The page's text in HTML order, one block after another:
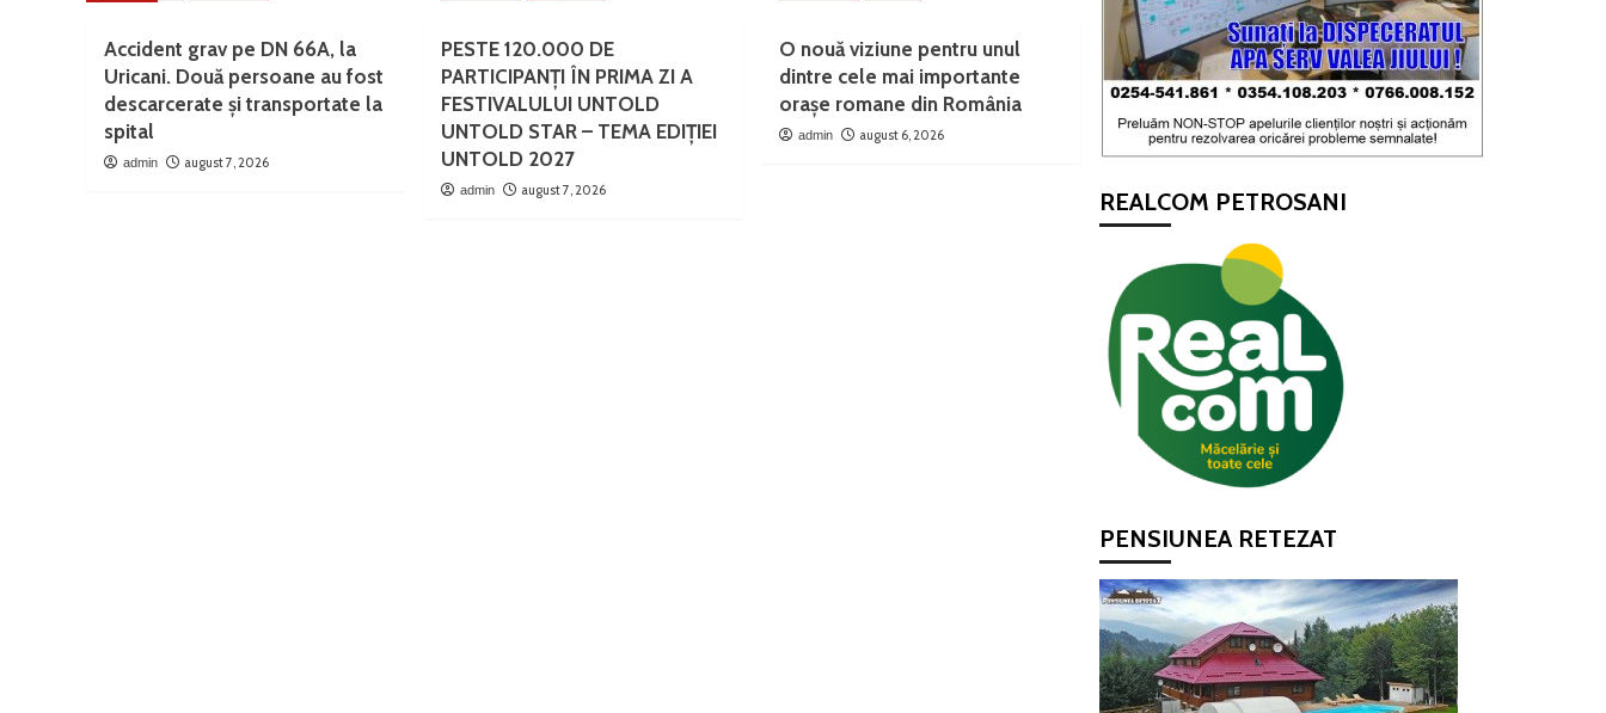
Accident grav pe DN 66A, la
Uricani. Două persoane au fost
descarcerate și transportate la
spital
admin august 7, 2026
PESTE 120.000 DE
PARTICIPANȚI ÎN PRIMA ZI A
FESTIVALULUI UNTOLD
UNTOLD STAR – TEMA EDIȚIEI
UNTOLD 2027
admin august 7, 2026
O nouă viziune pentru unul
dintre cele mai importante
orașe romane din România
admin august 6, 2026
REALCOM PETROSANI
PENSIUNEA RETEZAT